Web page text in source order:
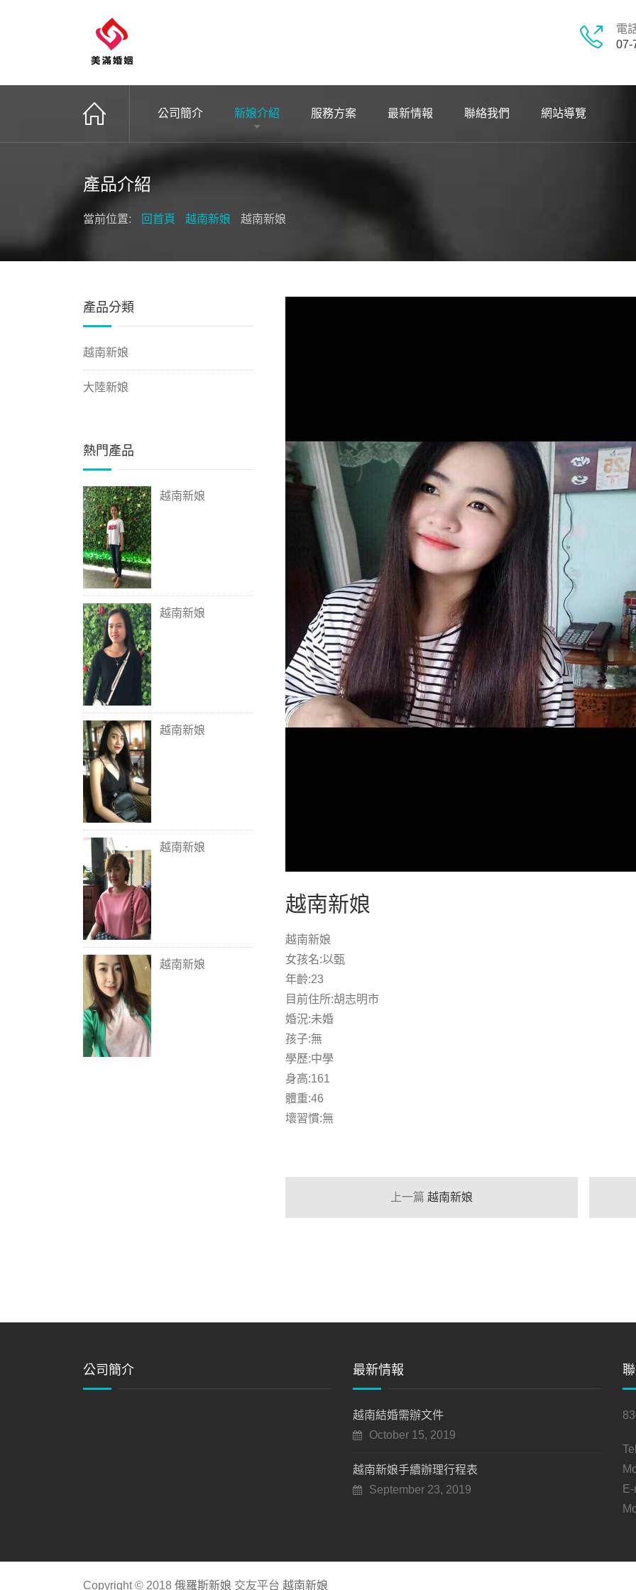
電
07-
公司簡介 新娘介紹 服務方案 最新情報 聯絡我們 網站導覽
產品介紹
當前位置: 回首頁 越南新娘 越南新娘
越南新娘
越南新娘
女孩名:以甄
年齡:23
目前住所:胡志明市
婚況:未婚
孩子:無
學歷:中學
身高:161
體重:46
壞習慣:無
上一篇 越南新娘
產品分類
越南新娘
大陸新娘
熱門產品
越南新娘
越南新娘
越南新娘
越南新娘
越南新娘
公司簡介 最新情報
越南結婚需辦文件
October 15, 2019
越南新娘手續辦理行程表
September 23, 2019
Copyright © 2018 俄羅斯新娘 交友平台 越南新娘